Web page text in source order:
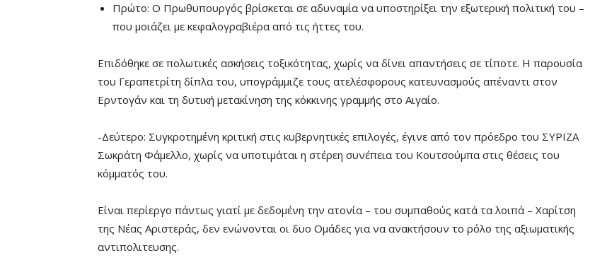
Πρώτο: Ο Πρωθυπουργός βρίσκεται σε αδυναμία να υποστηρίξει την εξωτερική πολιτική του –
που μοιάζει με κεφαλογραβιέρα από τις ήττες του.
Επιδόθηκε σε πολωτικές ασκήσεις τοξικότητας, χωρίς να δίνει απαντήσεις σε τίποτε. Η παρουσία
του Γεραπετρίτη δίπλα του, υπογράμμιζε τους ατελέσφορους κατευνασμούς απέναντι στον
Ερντογάν και τη δυτική μετακίνηση της κόκκινης γραμμής στο Αιγαίο.
-Δεύτερο: Συγκροτημένη κριτική στις κυβερνητικές επιλογές, έγινε από τον πρόεδρο του ΣΥΡΙΖΑ
Σωκράτη Φάμελλο, χωρίς να υποτιμάται η στέρεη συνέπεια του Κουτσούμπα στις θέσεις του
κόμματός του.
Είναι περίεργο πάντως γιατί με δεδομένη την ατονία – του συμπαθούς κατά τα λοιπά – Χαρίτση
της Νέας Αριστεράς, δεν ενώνονται οι δυο Ομάδες για να ανακτήσουν το ρόλο της αξιωματικής
αντιπολιτευσης.